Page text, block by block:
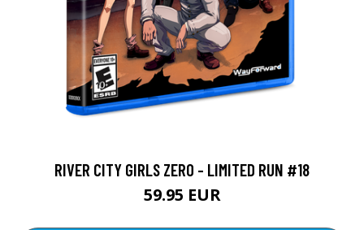
RIVER CITY GIRLS ZERO - LIMITED RUN #18
59.95 EUR